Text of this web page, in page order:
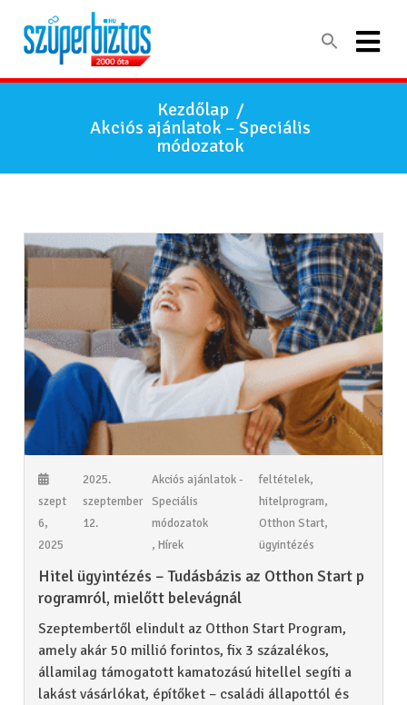
Kezdőlap /
Akciós ajánlatok – Speciális
módozatok
szept
6,
2025
2025.
szeptember
12.
Akciós ajánlatok -
Speciális
módozatok
, Hírek
feltételek,
hitelprogram,
Otthon Start,
ügyintézés
Hitel ügyintézés – Tudásbázis az Otthon Start p
rogramról, mielőtt belevágnál
Szeptembertől elindult az Otthon Start Program,
amely akár 50 millió forintos, fix 3 százalékos,
államilag támogatott kamatozású hitellel segíti a
lakást vásárlókat, építőket – családi állapottól és